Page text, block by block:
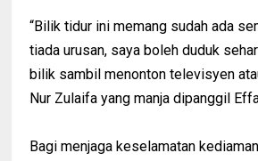
“Bilik tidur ini memang sudah ada
tiada urusan, saya boleh duduk
bilik sambil menonton televisyen
Nur Zulaifa yang manja dipanggil
Bagi menjaga keselamatan